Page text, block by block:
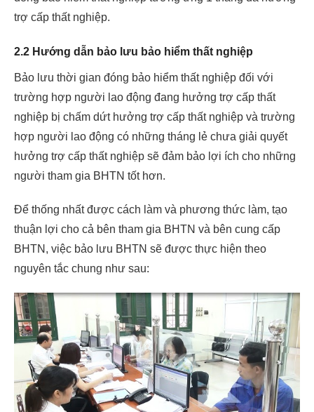
trợ cấp thất nghiệp.
2.2 Hướng dẫn bảo lưu bảo hiểm thất nghiệp
Bảo lưu thời gian đóng bảo hiểm thất nghiệp đối với
trường hợp người lao động đang hưởng trợ cấp thất
nghiệp bị chấm dứt hưởng trợ cấp thất nghiệp và trường
hợp người lao động có những tháng lẻ chưa giải quyết
hưởng trợ cấp thất nghiệp sẽ đảm bảo lợi ích cho những
người tham gia BHTN tốt hơn.
Để thống nhất được cách làm và phương thức làm, tạo
thuận lợi cho cả bên tham gia BHTN và bên cung cấp
BHTN, việc bảo lưu BHTN sẽ được thực hiện theo
nguyên tắc chung như sau: